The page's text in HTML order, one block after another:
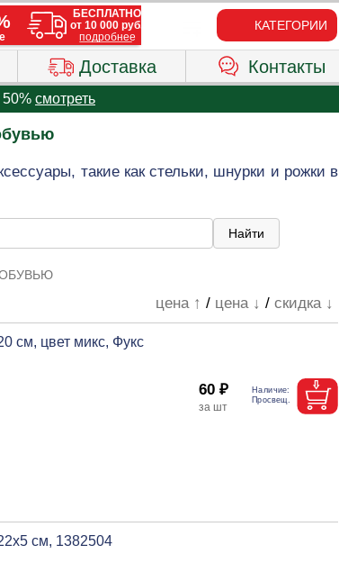
КАТЕГОРИИ
Доставка Контакты
50% смотреть
такие как стельки, шнурки и рожки в
цена ↑ / цена ↓ /скидка ↓
см, цвет микс, Фукс
60 ₽
см, 1382504